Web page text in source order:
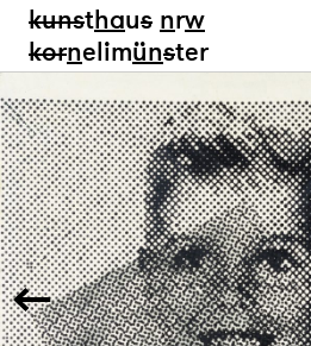
kunsthaus nrw
kornelimünster